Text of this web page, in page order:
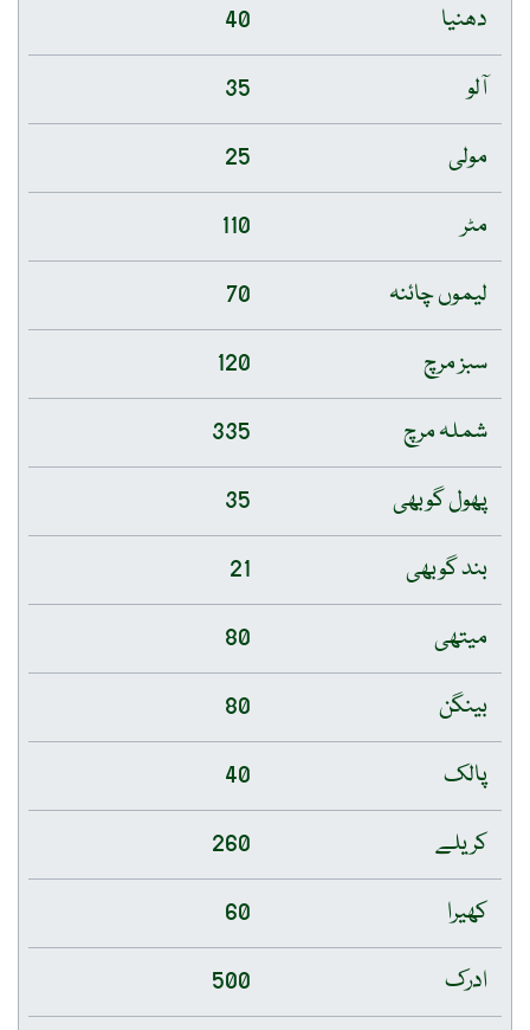
دھنیا
40
آلو
35
مولی
25
مٹر
110
لیموں چائنہ
70
سبز مرچ
120
شملہ مرچ
335
پھول گوبھی
35
بند گوبھی
21
میتھی
80
بینگن
80
پالک
40
کریلے
260
کھیرا
60
ادرک
500